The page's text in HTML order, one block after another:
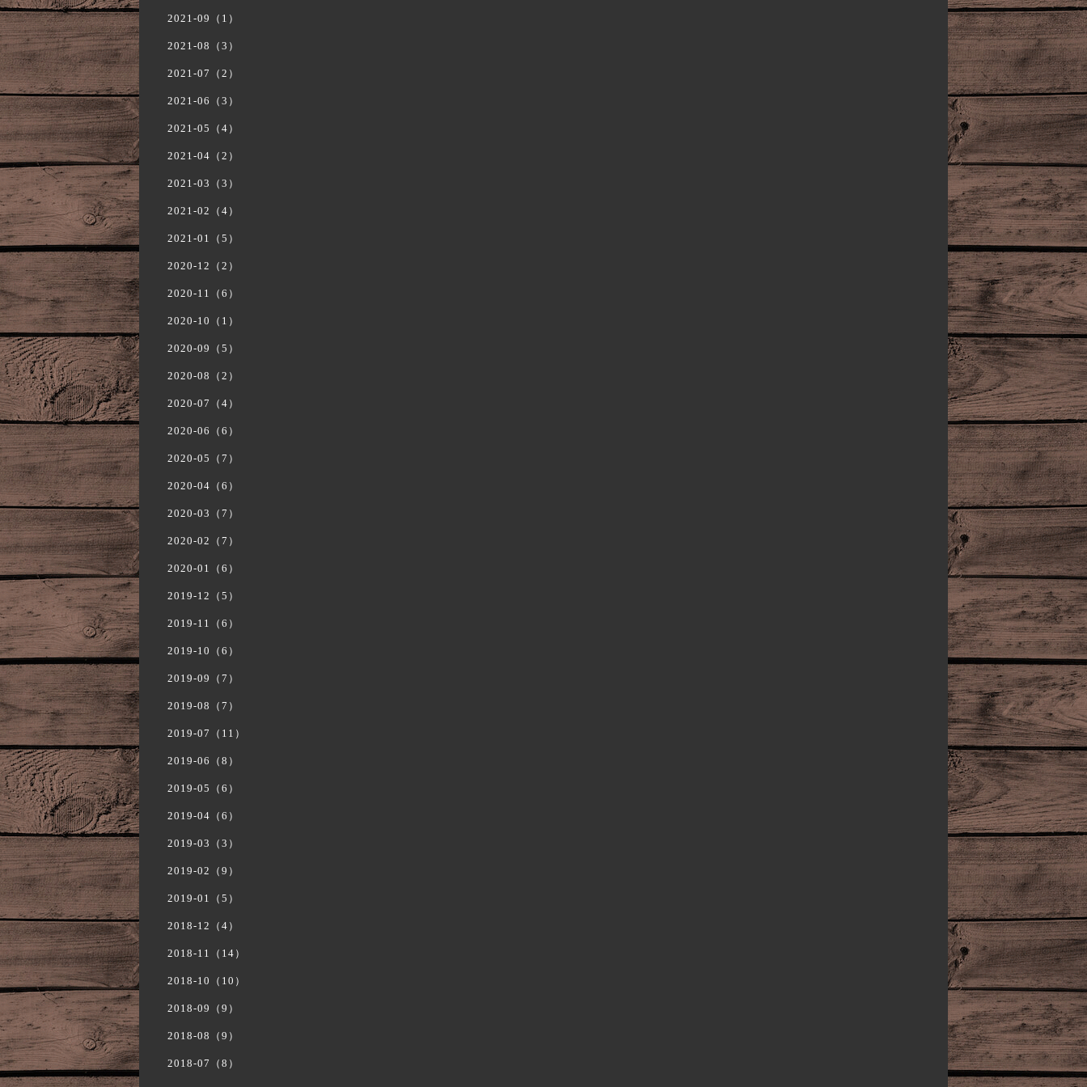
2021-09（1）
2021-08（3）
2021-07（2）
2021-06（3）
2021-05（4）
2021-04（2）
2021-03（3）
2021-02（4）
2021-01（5）
2020-12（2）
2020-11（6）
2020-10（1）
2020-09（5）
2020-08（2）
2020-07（4）
2020-06（6）
2020-05（7）
2020-04（6）
2020-03（7）
2020-02（7）
2020-01（6）
2019-12（5）
2019-11（6）
2019-10（6）
2019-09（7）
2019-08（7）
2019-07（11）
2019-06（8）
2019-05（6）
2019-04（6）
2019-03（3）
2019-02（9）
2019-01（5）
2018-12（4）
2018-11（14）
2018-10（10）
2018-09（9）
2018-08（9）
2018-07（8）